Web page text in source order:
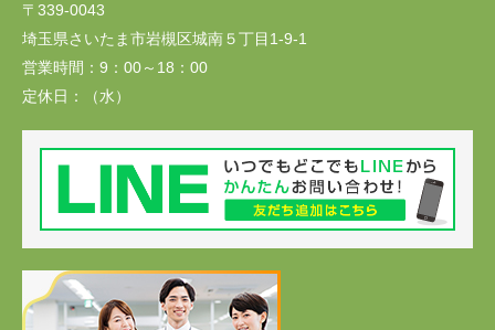
〒339-0043
埼玉県さいたま市岩槻区城南５丁目1-9-1
営業時間： 9：00～18：00
定休日：
（水）